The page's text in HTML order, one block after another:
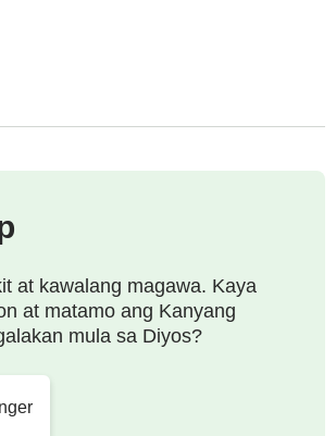
sa sangkatauhan sa
at awa ni Jesus, mayroon
upang isagawa, mga bagay na
pagtitipon, walang
sa gawain ng Diyos, lalong hindi
ng pagsasagawa para
sa parehong kapanahunan hindi
kinailangan Niya sa tao ay ang
at kawalang magawa. Kaya
at matamo ang Kanyang
mula sa Diyos?